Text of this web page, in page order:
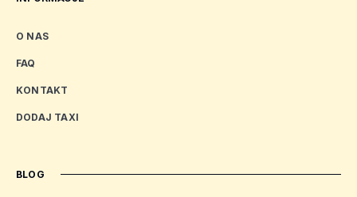
O NAS
FAQ
KONTAKT
DODAJ TAXI
BLOG